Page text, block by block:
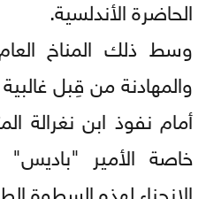
الحاضرة الأندلسية.
وسط ذلك المناخ
والمهادنة من قِبل
أمام نفوذ ابن نغرالة
خاصة الأمير "باديس"
الانحناء لهذه السطوة